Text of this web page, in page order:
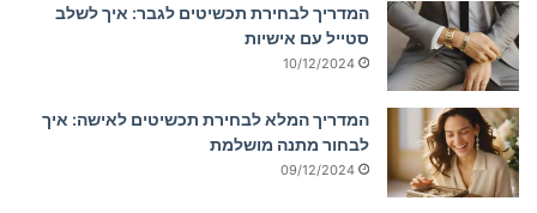
המדריך לבחירת תכשיטים לגבר: איך לשלב
סטייל עם אישיות
10/12/2024
המדריך המלא לבחירת תכשיטים לאישה: איך
לבחור מתנה מושלמת
09/12/2024